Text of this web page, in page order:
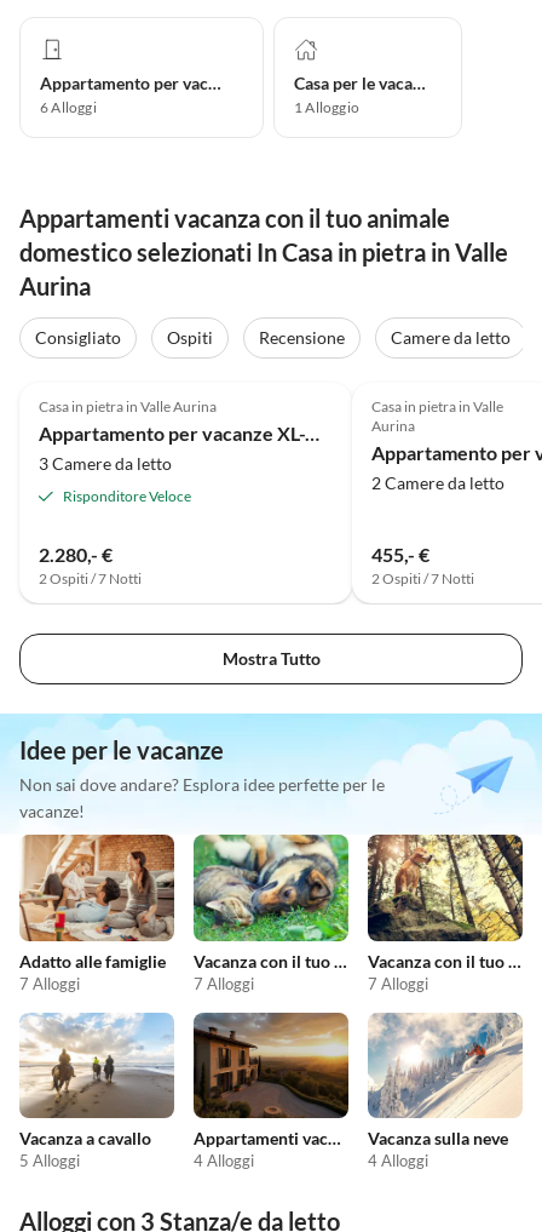
Appartamento per vacanze
6Alloggi
Casa per le vacanze
1Alloggio
Appartamenti vacanza con il tuo animale
domestico selezionati In Casa in pietra in Valle
Aurina
Consigliato Ospiti Recensione
Camere da letto
Casa in pietra in Valle Aurina
3 Camere da letto
Risponditore Veloce
2.280,- €
2 Ospiti / 7 Notti
Casa in pietra in Valle
Aurina
2 Camere da letto
455,- €
2 Ospiti / 7 Notti
Mostra Tutto
Idee per le vacanze
Non sai dove andare? Esplora idee perfette per le
vacanze!
Adatto alle famiglie
7 Alloggi
Vacanza con il tuo animale domestico
7 Alloggi
Vacanza con il tuo cane
7 Alloggi
Vacanza a cavallo
5 Alloggi
Appartamenti vacanze economici
4 Alloggi
Vacanza sulla neve
4 Alloggi
Alloggi con 3 Stanza/e da letto